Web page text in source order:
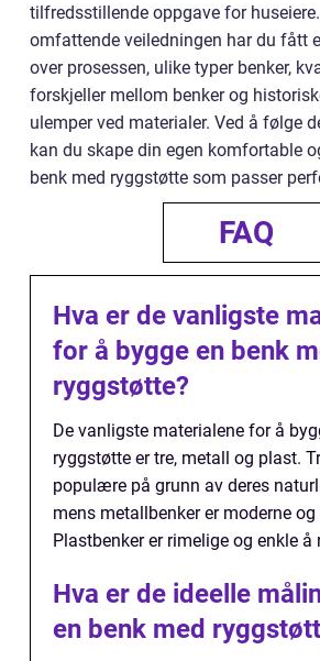
tilfredsstillende oppgave for
omfattende veiledningen har du fått
over prosessen, ulike typer benker,
forskjeller mellom benker og
ulemper ved materialer. Ved å følge
kan du skape din egen komfortable
benk med ryggstøtte som passer
FAQ
Hva er de vanligste
for å bygge en benk
ryggstøtte?
De vanligste materialene for å
ryggstøtte er tre, metall og plast.
populære på grunn av deres
mens metallbenker er moderne
Plastbenker er rimelige og enkle å
Hva er de ideelle
en benk med